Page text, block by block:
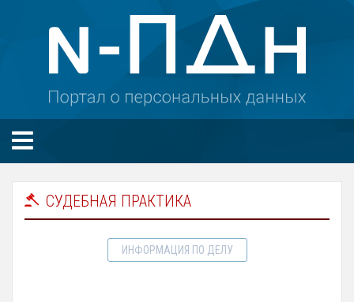
СУДЕБНАЯ ПРАКТИКА
ИНФОРМАЦИЯ ПО ДЕЛУ